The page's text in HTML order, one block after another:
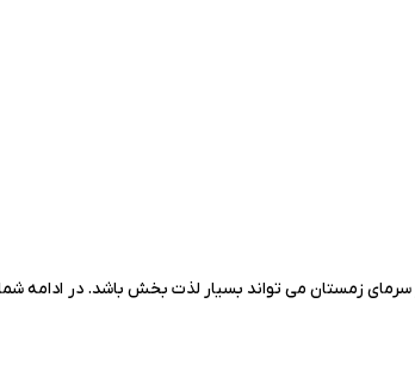
سرمای زمستان می تواند بسیار لذت بخش باشد. در ادامه